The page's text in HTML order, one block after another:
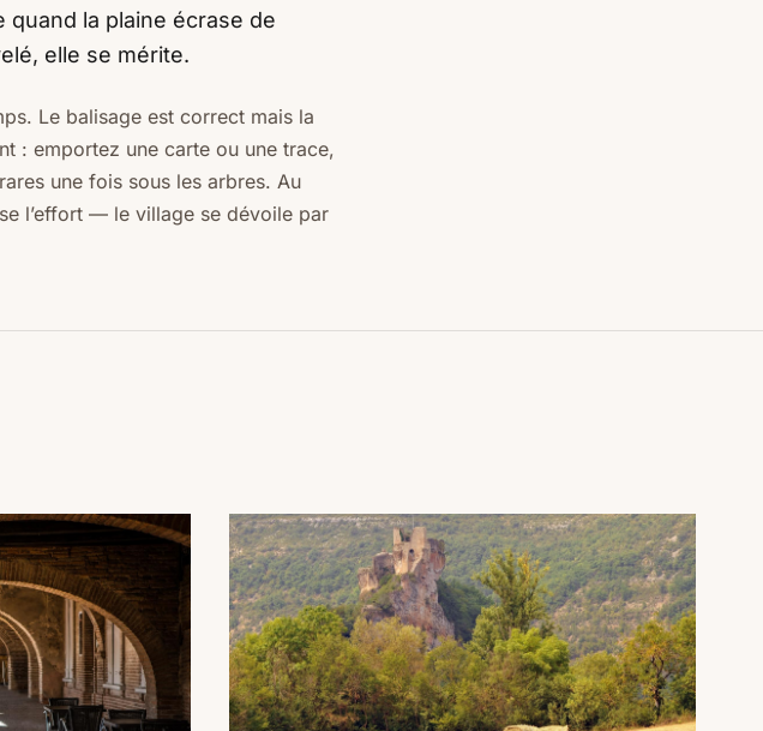
quand la plaine écrase de
elle se mérite.
Le balisage est correct mais la
: emportez une carte ou une trace,
une fois sous les arbres. Au
l’effort — le village se dévoile par